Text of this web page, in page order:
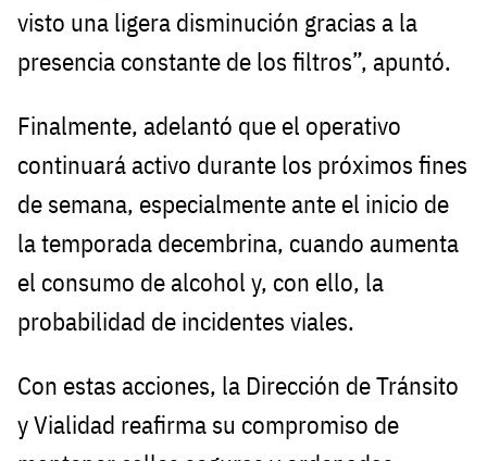
visto una ligera disminución gracias a la
presencia constante de los filtros”, apuntó.
Finalmente, adelantó que el operativo
continuará activo durante los próximos fines
de semana, especialmente ante el inicio de
la temporada decembrina, cuando aumenta
el consumo de alcohol y, con ello, la
probabilidad de incidentes viales.
Con estas acciones, la Dirección de Tránsito
y Vialidad reafirma su compromiso de